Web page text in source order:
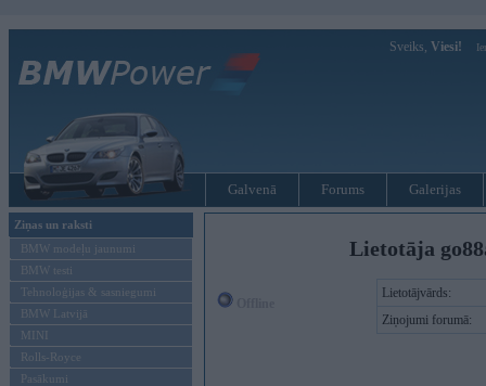
Sveiks, Viesi!
Galvenā Forums Galerijas
Ziņas un raksti
BMW modeļu jaunumi
BMW testi
Tehnoloģijas & sasniegumi
BMW Latvijā
MINI
Rolls-Royce
Pasākumi
Lietotāja
Lietotājvārds:
Ziņojumi forumā: